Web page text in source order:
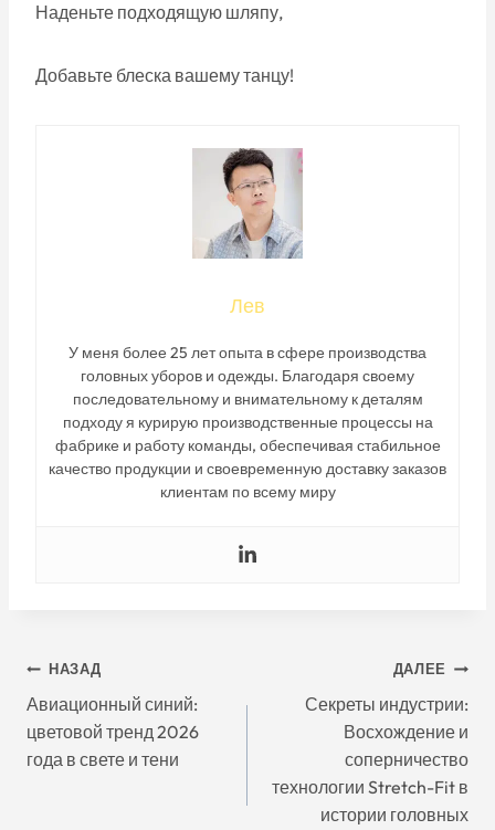
Наденьте подходящую шляпу,
Добавьте блеска вашему танцу!
Лев
У меня более 25 лет опыта в сфере производства
головных уборов и одежды. Благодаря своему
последовательному и внимательному к деталям
подходу я курирую производственные процессы на
фабрике и работу команды, обеспечивая стабильное
качество продукции и своевременную доставку заказов
клиентам по всему миру
Навигация
По
НАЗАД
Авиационный синий:
цветовой тренд 2026
года в свете и тени
ДАЛЕЕ
Секреты индустрии:
Восхождение и
соперничество
технологии Stretch-Fit в
истории головных